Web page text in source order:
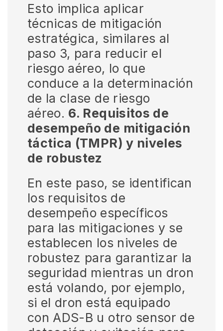
Esto implica aplicar
técnicas de mitigación
estratégica, similares al
paso 3, para reducir el
riesgo aéreo, lo que
conduce a la determinación
de la clase de riesgo
aéreo. 6. Requisitos de
desempeño de mitigación
táctica (TMPR) y niveles
de robustez
En este paso, se identifican
los requisitos de
desempeño específicos
para las mitigaciones y se
establecen los niveles de
robustez para garantizar la
seguridad mientras un dron
está volando, por ejemplo,
si el dron está equipado
con ADS-B u otro sensor de